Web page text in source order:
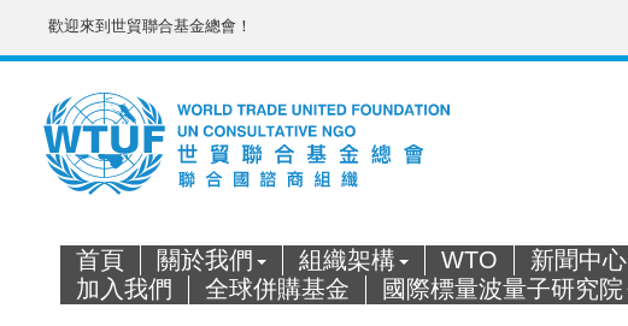
歡迎來到世貿聯合基金總會！
首頁 關於我們 組織架構 WTO 新聞中心
加入我們
全球併購基金 國際標量波量子研究院